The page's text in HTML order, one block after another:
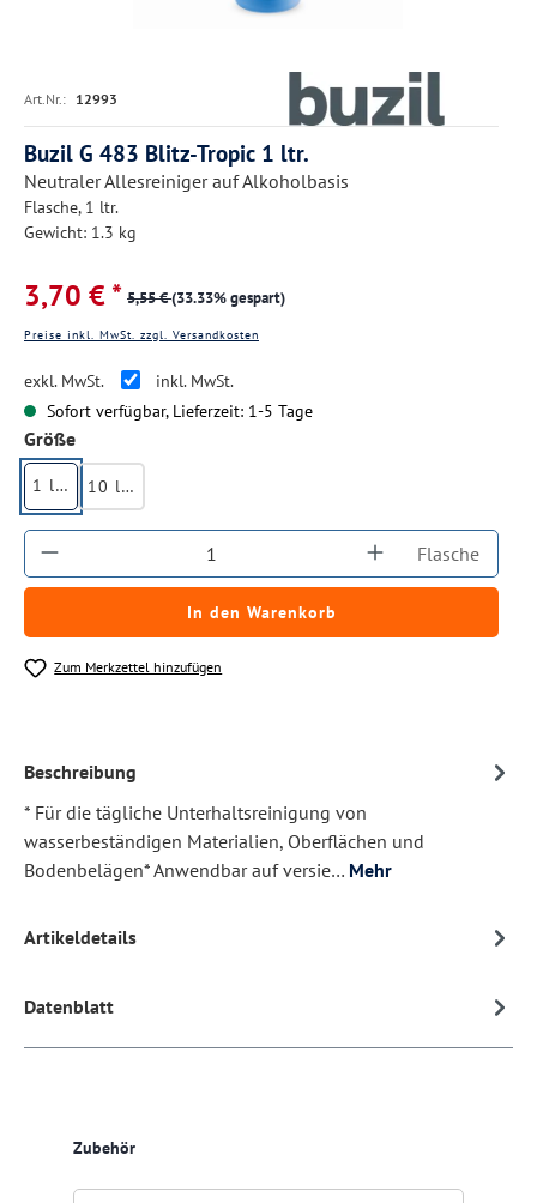
Art.Nr.: 12993
Buzil G 483 Blitz-Tropic 1 ltr.
Neutraler Allesreiniger auf Alkoholbasis
Flasche, 1 ltr.
Gewicht: 1.3 kg
3,70 € * 5,55 €(33.33% gespart)
Preise inkl. MwSt. zzgl. Versandkosten
exkl. MwSt.
inkl. MwSt.
Sofort verfügbar, Lieferzeit: 1-5 Tage
Größeauswählen
1 ltr. 10 ltr.
Produkt Anzahl: Gib den gewünschten
Flasche
In den Warenkorb
Zum Merkzettel hinzufügen
Beschreibung
* Für die tägliche Unterhaltsreinigung von
wasserbeständigen Materialien, Oberflächen und
Bodenbelägen* Anwendbar auf versie… Mehr
Artikeldetails
Datenblatt
Produktgalerie überspringen
Zubehör